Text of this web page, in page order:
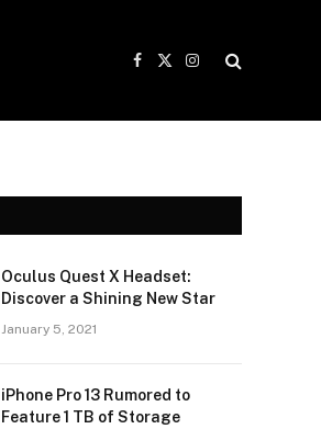
Facebook
X
Instagram
Oculus Quest X Headset:
Discover a Shining New Star
January 5, 2021
iPhone Pro 13 Rumored to
Feature 1 TB of Storage